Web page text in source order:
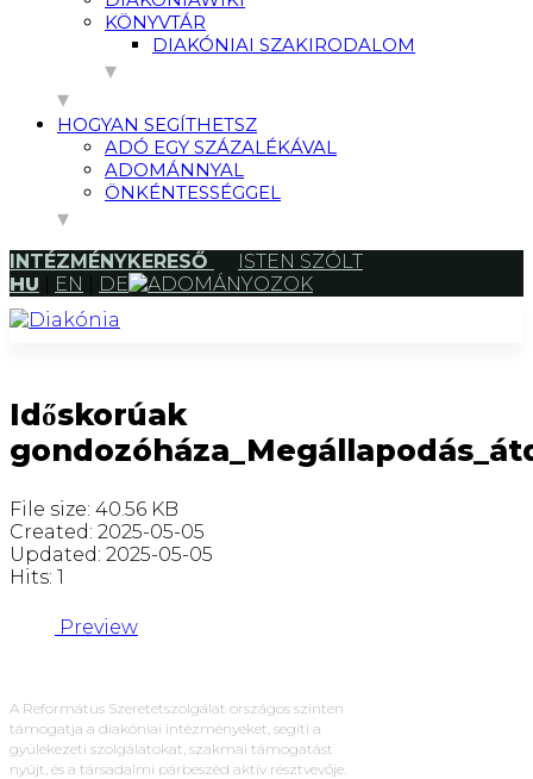
KÖNYVTÁR
DIAKÓNIAI SZAKIRODALOM
HOGYAN SEGÍTHETSZ
ADÓ EGY SZÁZALÉKÁVAL
ADOMÁNNYAL
ÖNKÉNTESSÉGGEL
INTÉZMÉNYKERESŐ
ISTEN SZÓLT
HU
EN DE ADOMÁNYOZOK
Időskorúak
File size: 40.56 KB
Created: 2025-05-05
Updated: 2025-05-05
Hits: 1
Preview
A Református Szeretetszolgálat országos szinten
támogatja a diakóniai intézményeket, segíti a
gyülekezeti szolgálatokat, szakmai támogatást
nyújt, és a társadalmi párbeszéd aktív résztvevője.